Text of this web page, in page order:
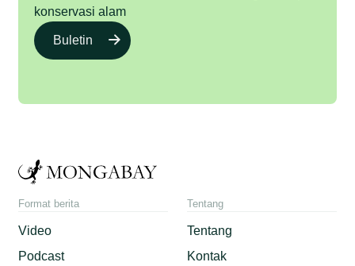
konservasi alam
Buletin
Format berita
Video
Podcast
Tentang
Tentang
Kontak